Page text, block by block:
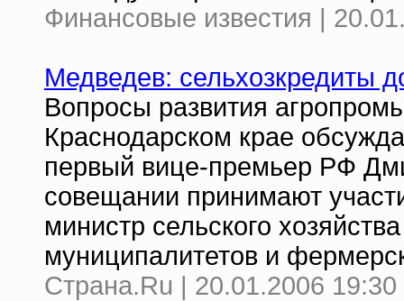
Финансовые известия |
Медведев: сельхозкредиты
Вопросы развития
Краснодарском крае
первый вице-премьер РФ
совещании принимают
министр сельского
муниципалитетов и
Страна.Ru | 20.01.2006 19:30